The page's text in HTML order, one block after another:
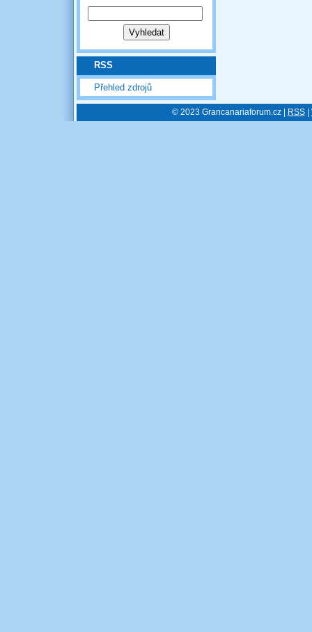
RSS
Přehled zdrojů
© 2023 Grancanariaforum.cz | RSS|